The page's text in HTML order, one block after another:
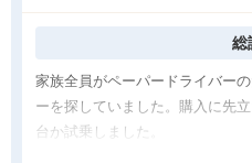
高さ的にも乗り降りもしやすか
気にな
総
家族全員がペーパードライバー
ーを探していました。購入に先
台か試乗しました。